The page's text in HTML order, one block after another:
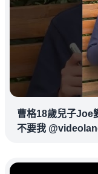
曹格18歲兒子Joe
不要我